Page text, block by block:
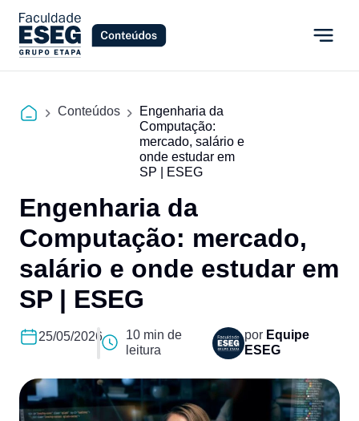
Conteúdos
Engenharia da
Computação:
mercado, salário e
onde estudar em
SP | ESEG
Engenharia da
Computação: mercado,
salário e onde estudar em
SP | ESEG
por Equipe
ESEG
25/05/2026
10 min de
leitura